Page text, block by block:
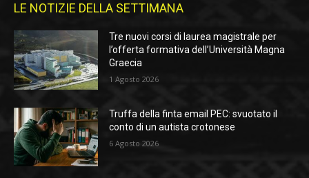
LE NOTIZIE DELLA SETTIMANA
Tre nuovi corsi di laurea magistrale per
l’offerta formativa dell’Università Magna
Graecia
1 Agosto 2026
Truffa della finta email PEC: svuotato il
conto di un autista crotonese
6 Agosto 2026